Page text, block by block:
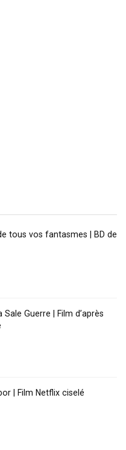
tous vos fantasmes | BD de
Guerre | Film d’après
| Film Netflix ciselé